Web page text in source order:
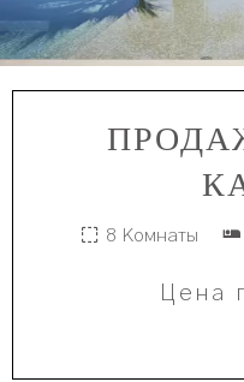
8 Комнаты
Цена